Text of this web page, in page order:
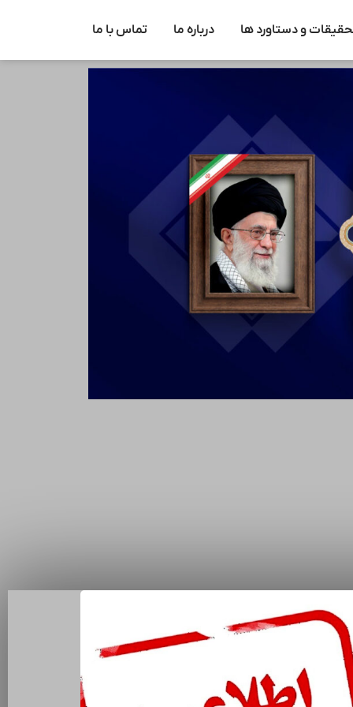
و دستاورد ها درباره ما تماس با ما